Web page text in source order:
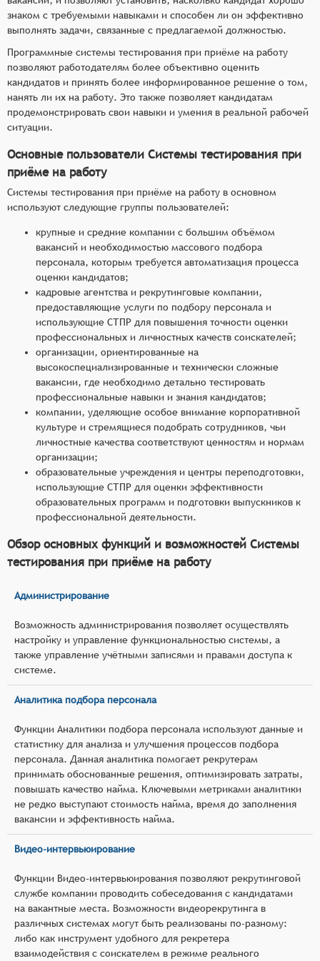
знаком с требуемыми навыками и способен ли он эффективно
выполнять задачи, связанные с предлагаемой должностью.
Программные системы тестирования при приёме на работу
позволяют работодателям более объективно оценить
кандидатов и принять более информированное решение о том,
нанять ли их на работу. Это также позволяет кандидатам
продемонстрировать свои навыки и умения в реальной рабочей
ситуации.
Основные пользователи Системы тестирования при
приёме на работу
Системы тестирования при приёме на работу в основном
используют следующие группы пользователей:
крупные и средние компании с большим объёмом
вакансий и необходимостью массового подбора
персонала, которым требуется автоматизация процесса
оценки кандидатов;
кадровые агентства и рекрутинговые компании,
предоставляющие услуги по подбору персонала и
использующие СТПР для повышения точности оценки
профессиональных и личностных качеств соискателей;
организации, ориентированные на
высокоспециализированные и технически сложные
вакансии, где необходимо детально тестировать
профессиональные навыки и знания кандидатов;
компании, уделяющие особое внимание корпоративной
культуре и стремящиеся подобрать сотрудников, чьи
личностные качества соответствуют ценностям и нормам
организации;
образовательные учреждения и центры переподготовки,
использующие СТПР для оценки эффективности
образовательных программ и подготовки выпускников к
профессиональной деятельности.
Обзор основных функций и возможностей Системы
тестирования при приёме на работу
Администрирование
Возможность администрирования позволяет осуществлять
настройку и управление функциональностью системы, а
также управление учётными записями и правами доступа к
системе.
Аналитика подбора персонала
Функции Аналитики подбора персонала используют данные и
статистику для анализа и улучшения процессов подбора
персонала. Данная аналитика помогает рекрутерам
принимать обоснованные решения, оптимизировать затраты,
повышать качество найма. Ключевыми метриками аналитики
не редко выступают стоимость найма, время до заполнения
вакансии и эффективность найма.
Видео-интервьюирование
Функции Видео-интервьюирования позволяют рекрутинговой
службе компании проводить собеседования с кандидатами
на вакантные места. Возможности видеорекрутинга в
различных системах могут быть реализованы по-разному:
либо как инструмент удобного для рекретера
взаимодействия с соискателем в режиме реального